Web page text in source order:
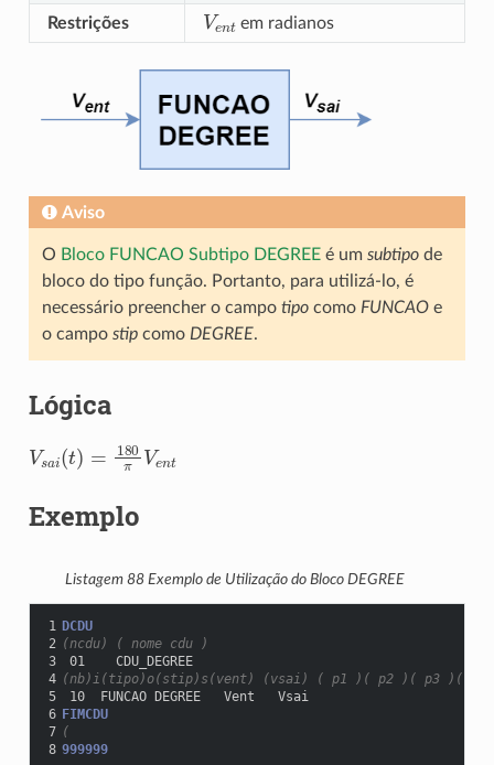
Restrições Ve em radianos
Aviso
O Bloco FUNCAO Subtipo DEGREEé um subtipode
bloco do tipo função. Portanto, para utilizá-lo, é
necessário preencher o campo tipocomo FUNCAOe
o campo stipcomo DEGREE.
Lógica
Vs i( t) 180πVe
Exemplo
Listagem 88 Exemplo de Utilização do Bloco DEGREE
1 DCDU
2 (ncdu) ( nome cdu )
3
01    CDU_DEGREE
4 (nb)i(tipo)o(stip)s(vent) (vsai) ( p1 )( p2 )( p3 )( p4 )
5
10  FUNCAO DEGREE   Vent   Vsai
6 FIMCDU
7 (
8 999999